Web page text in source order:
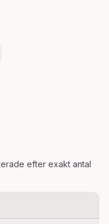
efter exakt antal